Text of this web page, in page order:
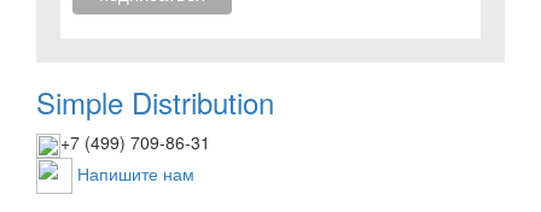
Simple Distribution
+7 (499) 709-86-31
Напишите нам